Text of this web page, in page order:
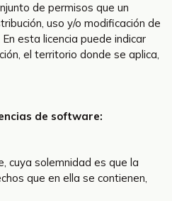
de permisos que un
uso y/o modificación de
esta licencia puede indicar
el territorio donde se aplica,
de software:
cuya solemnidad es que la
que en ella se contienen,